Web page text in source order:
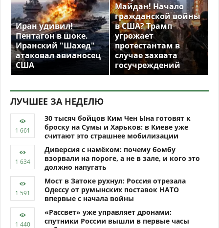
Иран удивил!
Пентагон в шоке.
Иранский "Шахед"
атаковал авианосец
США
Майдан! Начало
гражданской войны
в США? Трамп
угрожает
протестантам в
случае захвата
госучреждений
ЛУЧШЕЕ ЗА НЕДЕЛЮ
30 тысяч бойцов Ким Чен Ына готовят к
броску на Сумы и Харьков: в Киеве уже
считают это страшнее мобилизации
Диверсия с намёком: почему бомбу
взорвали на пороге, а не в зале, и кого это
должно напугать
Мост в Затоке рухнул: Россия отрезала
Одессу от румынских поставок НАТО
впервые с начала войны
«Рассвет» уже управляет дронами:
спутники России вышли в первые часы